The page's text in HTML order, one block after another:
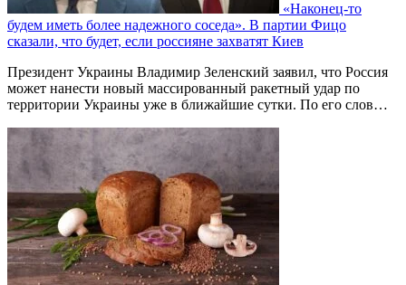
«Наконец-то
будем иметь более надежного соседа». В партии Фицо
сказали, что будет, если россияне захватят Киев
Президент Украины Владимир Зеленский заявил, что Россия
может нанести новый массированный ракетный удар по
территории Украины уже в ближайшие сутки. По его слов…